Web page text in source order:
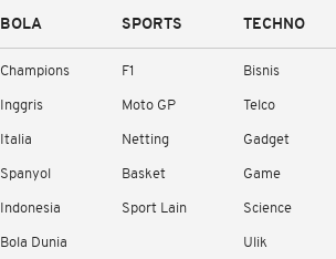
BOLA
Champions
Inggris
Italia
Spanyol
Indonesia
Bola Dunia
SPORTS
F1
Moto GP
Netting
Basket
Sport Lain
TECHNO
Bisnis
Telco
Gadget
Game
Science
Ulik